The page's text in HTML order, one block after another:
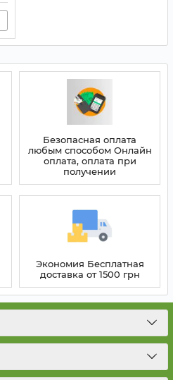
Безопасная оплата
любым способом Онлайн
оплата, оплата при
получении
Экономия Бесплатная
доставка от 1500 грн